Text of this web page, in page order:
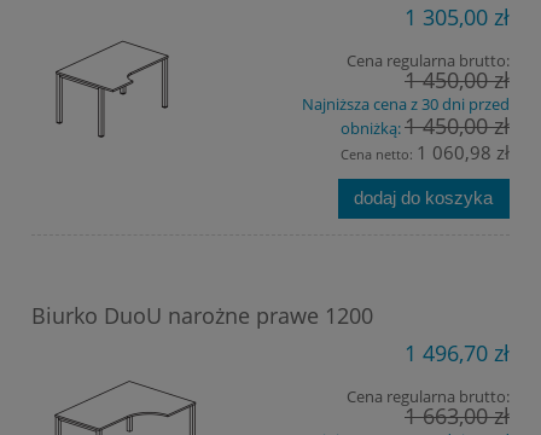
1 305,00 zł
Cena regularna brutto:
1 450,00 zł
Najniższa cena z 30 dni przed
obniżką:1 450,00 zł
Cena netto: 1 060,98 zł
dodaj do koszyka
Biurko DuoU narożne prawe 1200
1 496,70 zł
Cena regularna brutto:
1 663,00 zł